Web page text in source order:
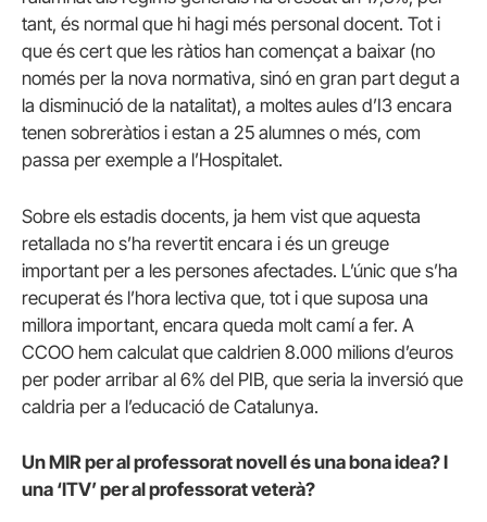
tant, és normal que hi hagi més personal docent. Tot i
que és cert que les ràtios han començat a baixar (no
només per la nova normativa, sinó en gran part degut a
la disminució de la natalitat), a moltes aules d’I3 encara
tenen sobreràtios i estan a 25 alumnes o més, com
passa per exemple a l’Hospitalet.
Sobre els estadis docents, ja hem vist que aquesta
retallada no s’ha revertit encara i és un greuge
important per a les persones afectades. L’únic que s’ha
recuperat és l’hora lectiva que, tot i que suposa una
millora important, encara queda molt camí a fer. A
CCOO hem calculat que caldrien 8.000 milions d’euros
per poder arribar al 6% del PIB, que seria la inversió que
caldria per a l’educació de Catalunya.
Un MIR per al professorat novell és una bona idea? I
una ‘ITV’ per al professorat veterà?